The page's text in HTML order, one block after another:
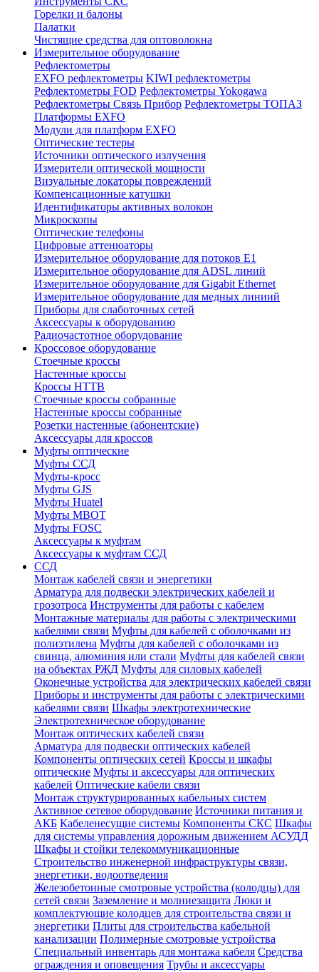
Горелки и балоны
Палатки
Чистящие средства для оптоволокна
Измерительное оборудование
Рефлектометры
EXFO рефлектометры KIWI рефлектометры
Рефлектометры FOD Рефлектометры Yokogawa
Рефлектометры Связь Прибор Рефлектометры ТОПАЗ
Платформы EXFO
Модули для платформ EXFO
Оптические тестеры
Источники оптического излучения
Измерители оптической мощности
Визуальные локаторы повреждений
Компенсационные катушки
Идентификаторы активных волокон
Микроскопы
Оптические телефоны
Цифровые аттенюаторы
Измерительное оборудование для потоков Е1
Измерительное оборудование для ADSL линий
Измерительное оборудование для Gigabit Ethernet
Измерительное оборудование для медных линиий
Приборы для слаботочных сетей
Аксессуары к оборудованию
Радиочастотное оборудование
Кроссовое оборудование
Стоечные кроссы
Настенные кроссы
Кроссы HTTB
Стоечные кроссы собранные
Настенные кроссы собранные
Розетки настенные (абонентские)
Аксессуары для кроссов
Муфты оптические
Муфты ССД
Муфты-кросс
Муфты GJS
Муфты Huatel
Муфты МВОТ
Муфты FOSC
Аксессуары к муфтам
Аксессуары к муфтам ССД
ССД
Монтаж кабелей связи и энергетики
Арматура для подвески электрических кабелей и
грозотроса Инструменты для работы с кабелем
Монтажные материалы для работы с электрическими
кабелями связи Муфты для кабелей с оболочками из
полиэтилена Муфты для кабелей с оболочками из
свинца, алюминия или стали Муфты для кабелей связи
на объектах РЖД Муфты для силовых кабелей
Оконечные устройства для электрических кабелей связи
Приборы и инструменты для работы с электрическими
кабелями связи Шкафы электротехнические
Электротехническое оборудование
Монтаж оптических кабелей связи
Арматура для подвески оптических кабелей
Компоненты оптических сетей Кроссы и шкафы
оптические Муфты и аксессуары для оптических
кабелей Оптические кабели связи
Монтаж структурированных кабельных систем
Активное сетевое оборудование Источники питания и
АКБ Кабеленесущие системы Компоненты СКС Шкафы
для системы управления дорожным движением АСУДД
Шкафы и стойки телекоммуникационные
Строительство инженерной инфраструктуры связи,
энергетики, водоотведения
Железобетонные смотровые устройства (колодцы) для
сетей связи Заземление и молниезащита Люки и
комплектующие колодцев для строительства связи и
энергетики Плиты для строительства кабельной
канализации Полимерные смотровые устройства
Специальный инвентарь для монтажа кабеля Средства
ограждения и оповещения Трубы и аксессуары